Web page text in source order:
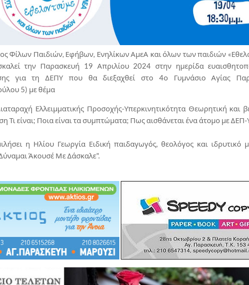
Φίλων Παιδιών, Εφήβων, Ενηλίκων ΑμεΑ και όλων των παιδιών
την Παρασκευή 19 Απριλίου 2024 στην ημερίδα
για τη ΔΕΠΥ που θα διεξαχθεί στο 4ο Γυμνάσιο Αγίας
5) με θέμα
Ελλειμματικής Προσοχής-Υπερκινητικότητα Θεωρητική και
Τι είναι; Ποια είναι τα συμπτώματα; Πως αισθάνεται ένα άτομο με ΔΕΠ-
η Ηλίου Γεωργία Ειδική παιδαγωγός, θεολόγος και ιδρυτικό
Άκουσέ Με Δάσκαλε".